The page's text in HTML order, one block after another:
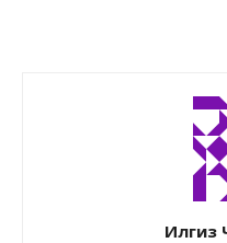
Илгиз